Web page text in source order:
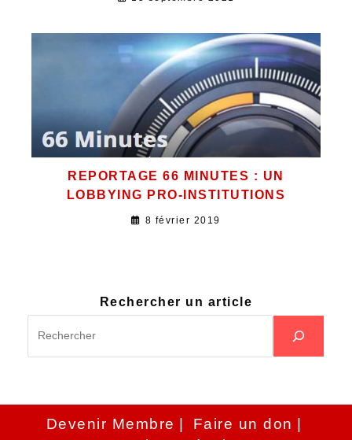
REPORTAGE 66 MINUTES : UN
LOBBYING PRO-INSTITUTIONS
8 février 2019
Rechercher un article
Devenir Membre
Faire un don